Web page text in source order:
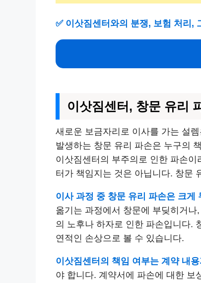
✅ 이삿짐센터와의 분쟁, 보험 처리,
이삿짐센터, 창문 유리
새로운 보금자리로 이사를 가는 설
발생하는 창문 유리 파손은 누구의
이삿짐센터의 부주의로 인한 파손
터가 책임지는 것은 아닙니다. 창문
이사 과정 중 창문 유리 파손은 크게
옮기는 과정에서 창문에 부딪히거
의 노후나 하자로 인한 파손입니다.
연적인 손상으로 볼 수 있습니다.
이삿짐센터의 책임 여부는 계약 내
야 합니다. 계약서에 파손에 대한 보